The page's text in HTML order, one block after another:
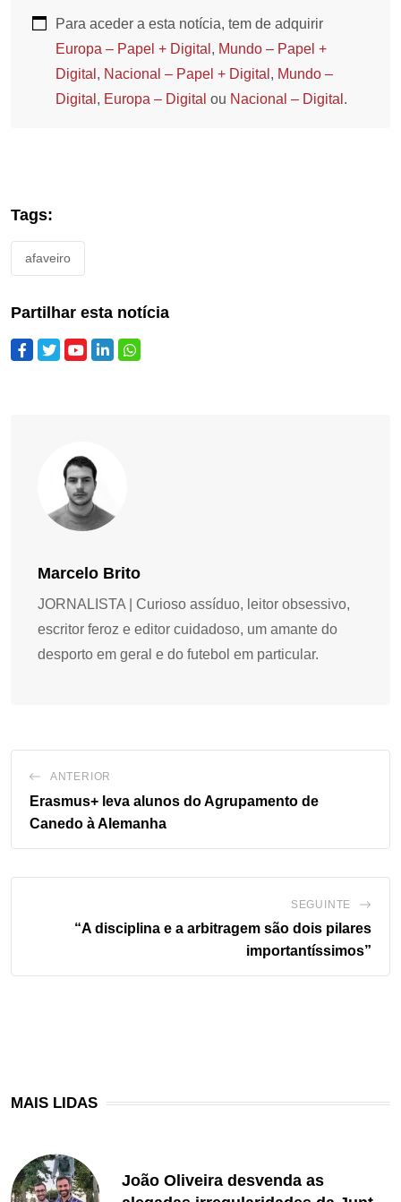
Para aceder a esta notícia, tem de adquirir
Europa – Papel + Digital , Mundo – Papel +
Digital , Nacional – Papel + Digital , Mundo –
Digital , Europa – Digital ou Nacional – Digital .
Tags:
afaveiro
Partilhar esta notícia
Marcelo Brito
JORNALISTA | Curioso assíduo, leitor obsessivo,
escritor feroz e editor cuidadoso, um amante do
desporto em geral e do futebol em particular.
ANTERIOR
Erasmus+ leva alunos do Agrupamento de
Canedo à Alemanha
SEGUINTE
“A disciplina e a arbitragem são dois pilares
importantíssimos”
MAIS LIDAS
João Oliveira desvenda as